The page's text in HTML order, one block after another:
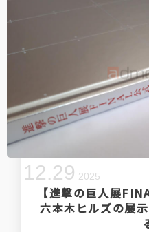
【進撃の巨人展
六本木ヒルズの展
12.29 2025